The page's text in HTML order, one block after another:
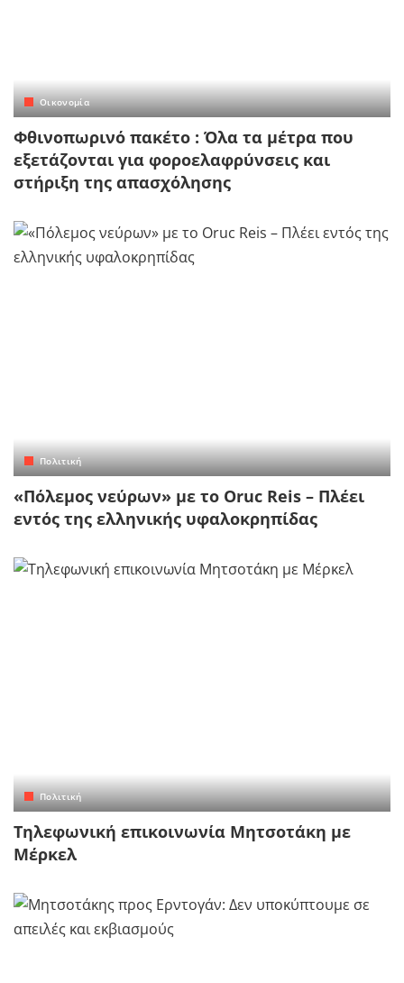
Οικονομία
Φθινοπωρινό πακέτο : Όλα τα μέτρα που
εξετάζονται για φοροελαφρύνσεις και
στήριξη της απασχόλησης
Πολιτική
«Πόλεμος νεύρων» με το Oruc Reis – Πλέει
εντός της ελληνικής υφαλοκρηπίδας
Πολιτική
Τηλεφωνική επικοινωνία Μητσοτάκη με
Μέρκελ